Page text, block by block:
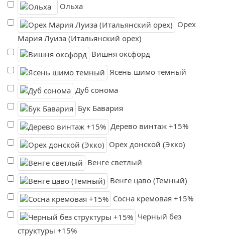
Ольха
Орех
Мария Луиза (Итальянский орех)
Вишня оксфорд
Ясень шимо темный
Дуб сонома
Бук Бавария
Дерево винтаж +15%
Орех донской (Экко)
Венге светлый
Венге цаво (Темный)
Сосна кремовая +15%
Черный без
структуры +15%